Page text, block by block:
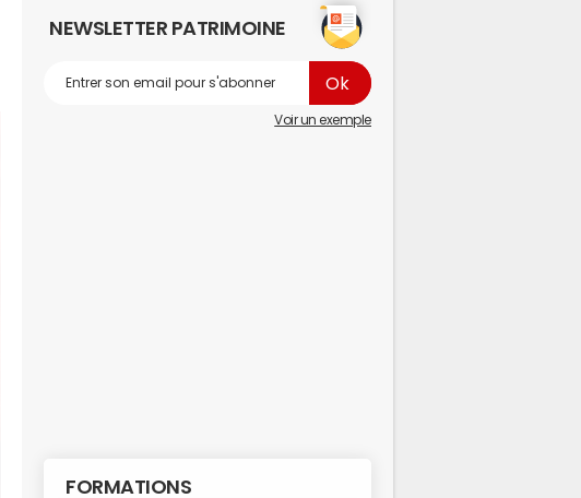
NEWSLETTER PATRIMOINE
Voir un exemple
FORMATIONS